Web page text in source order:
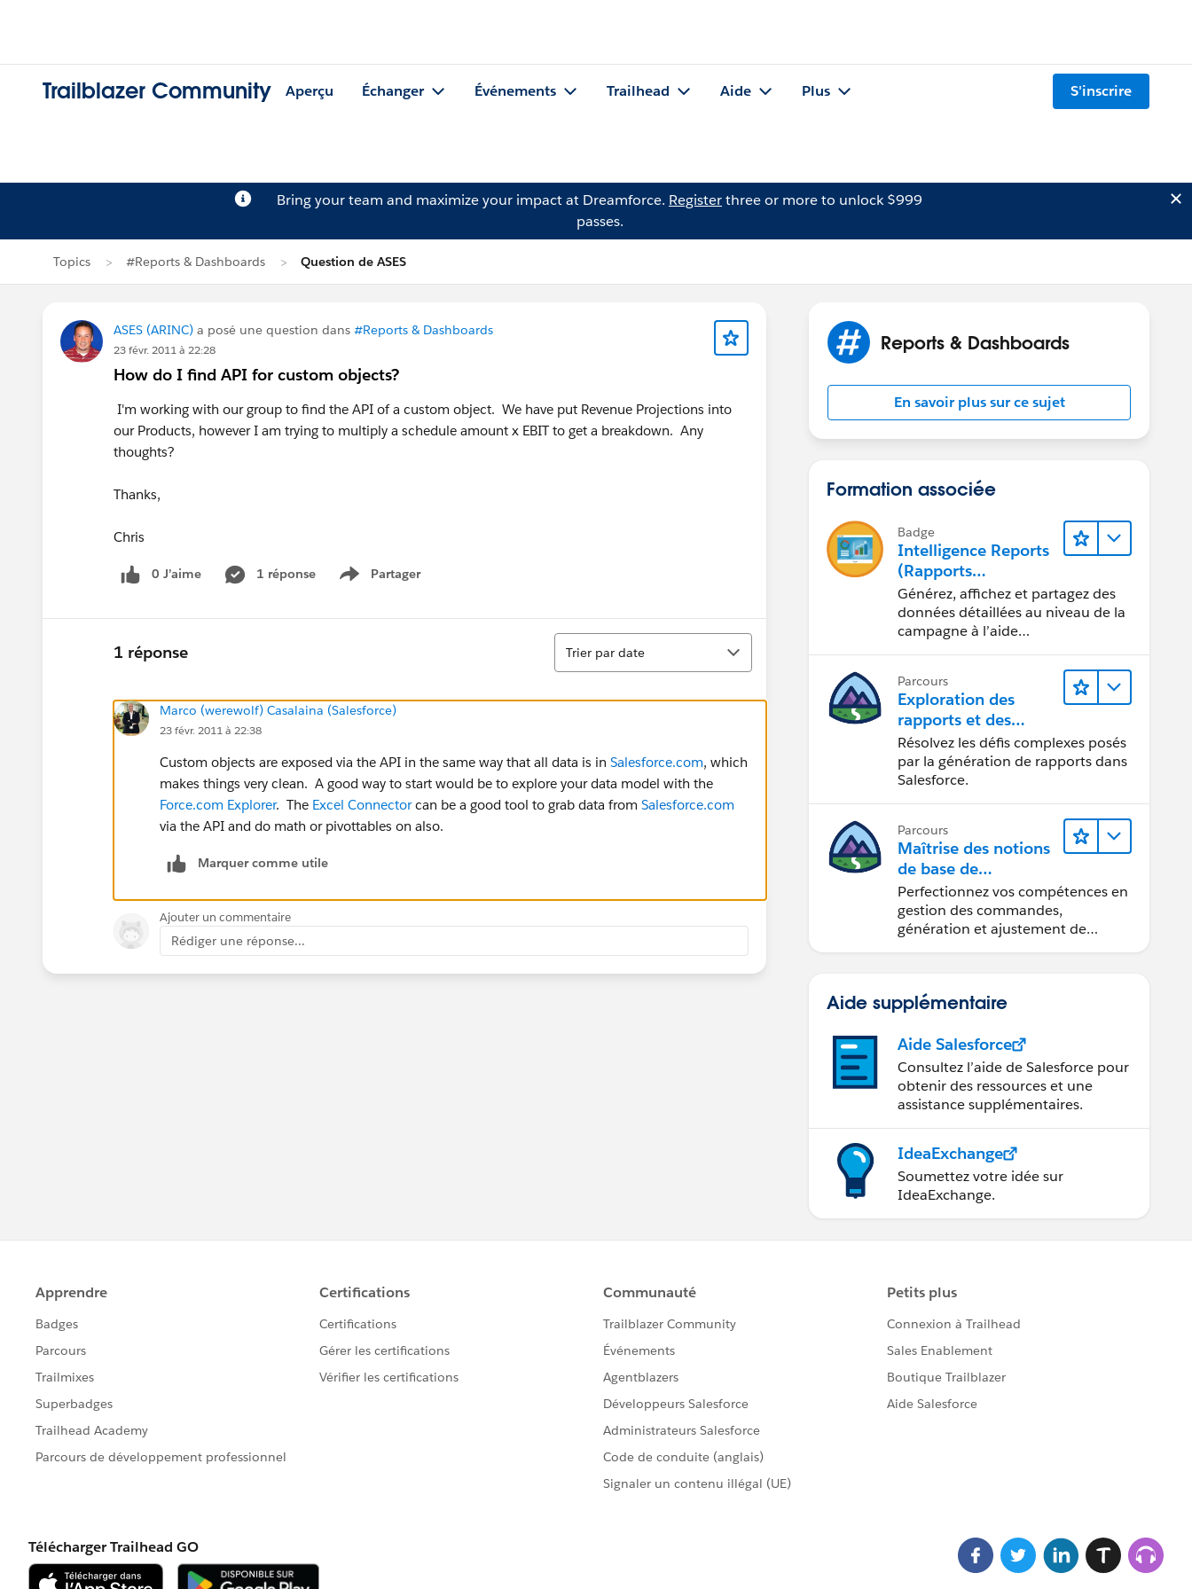
Trailblazer Community Aperçu Échanger Événements Trailhead Aide Plus S'inscrire
Bring your team and maximize your impact at Dreamforce. Registerthree or more to unlock $999
passes.
Topics #Reports & Dashboards Question de ASES
ASES (ARINC) a posé une question dans #Reports & Dashboards
23 févr. 2011 à 22:28
How do I find API for custom objects?
I'm working with our group to find the API of a custom object. We have put Revenue Projections into
our Products, however I am trying to multiply a schedule amount x EBIT to get a breakdown. Any
thoughts?
Thanks,
Chris
0 J’aime 1 réponse Partager
Show menu
1 réponse
Tri
Trier par date
Marco (werewolf) Casalaina (Salesforce)
23 févr. 2011 à 22:38
Custom objects are exposed via the API in the same way that all data is in Salesforce.com, which
makes things very clean. A good way to start would be to explore your data model with the
Force.com Explorer. The Excel Connectorcan be a good tool to grab data from Salesforce.com
via the API and do math or pivottables on also.
Marquer comme utile
Ajouter un commentaire
Rédiger une réponse...
Reports & Dashboards
En savoir plus sur ce sujet
Formation associée
Badge
Intelligence Reports
(Rapports
Intelligence) pour
Engagement
Générez, affichez et partagez des
données détaillées au niveau de la
campagne à l’aide
Parcours
Exploration des
rapports et des
tableaux de bord
Lightning Experience
Résolvez les défis complexes posés
par la génération de rapports dans
Salesforce.
Parcours
Maîtrise des notions
de base de
l’administration de
Salesforce Billing
Perfectionnez vos compétences en
gestion des commandes,
génération et ajustement de
Aide supplémentaire
Aide Salesforce
Consultez l’aide de Salesforce pour
obtenir des ressources et une
assistance supplémentaires.
IdeaExchange
Soumettez votre idée sur
IdeaExchange.